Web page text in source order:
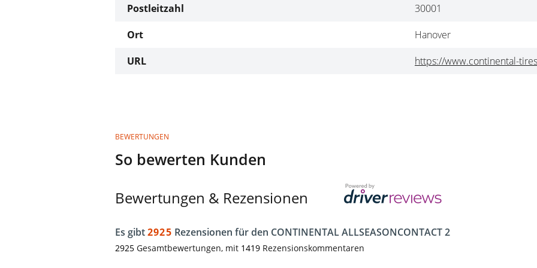
Postleitzahl
30001
Ort
Hanover
URL
https://www.continental-
BEWERTUNGEN
So bewerten Kunden
Bewertungen & Rezensionen
Es gibt2925 Rezensionen für den CONTINENTAL ALLSEASONCONTACT 2
2925Gesamtbewertungen, mit 1419Rezensionskommentaren